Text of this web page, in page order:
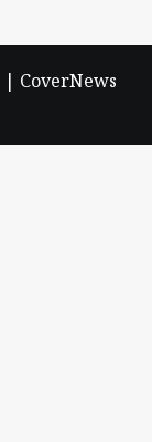
| CoverNews